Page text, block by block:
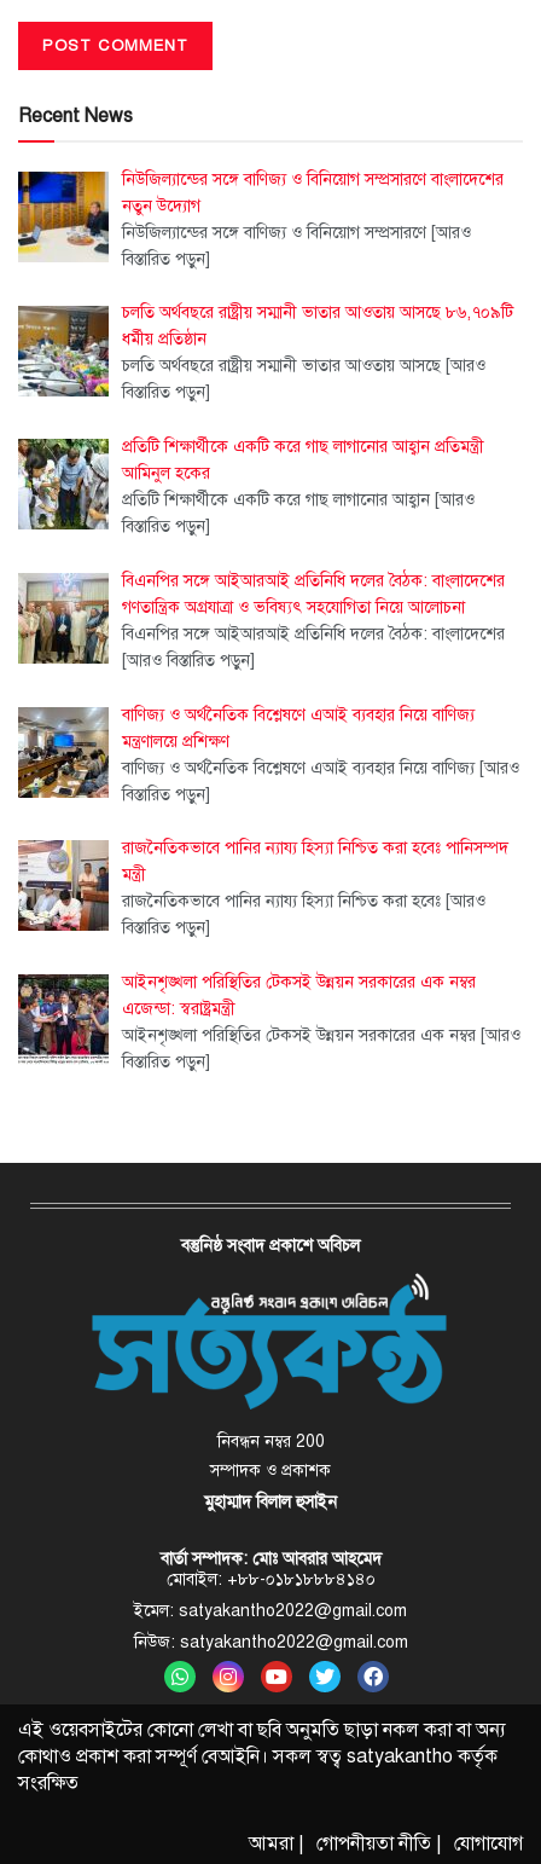
Recent News
নিউজিল্যান্ডের সঙ্গে বাণিজ্য ও বিনিয়োগ সম্প্রসারণে বাংলাদেশের
নতুন উদ্যোগ
নিউজিল্যান্ডের সঙ্গে বাণিজ্য ও বিনিয়োগ সম্প্রসারণে [আরও
বিস্তারিত পড়ুন]
চলতি অর্থবছরে রাষ্ট্রীয় সম্মানী ভাতার আওতায় আসছে ৮৬,৭০৯টি
ধর্মীয় প্রতিষ্ঠান
চলতি অর্থবছরে রাষ্ট্রীয় সম্মানী ভাতার আওতায় আসছে [আরও
বিস্তারিত পড়ুন]
প্রতিটি শিক্ষার্থীকে একটি করে গাছ লাগানোর আহ্বান প্রতিমন্ত্রী
আমিনুল হকের
প্রতিটি শিক্ষার্থীকে একটি করে গাছ লাগানোর আহ্বান [আরও
বিস্তারিত পড়ুন]
বিএনপির সঙ্গে আইআরআই প্রতিনিধি দলের বৈঠক: বাংলাদেশের
গণতান্ত্রিক অগ্রযাত্রা ও ভবিষ্যৎ সহযোগিতা নিয়ে আলোচনা
বিএনপির সঙ্গে আইআরআই প্রতিনিধি দলের বৈঠক: বাংলাদেশের
[আরও বিস্তারিত পড়ুন]
বাণিজ্য ও অর্থনৈতিক বিশ্লেষণে এআই ব্যবহার নিয়ে বাণিজ্য
মন্ত্রণালয়ে প্রশিক্ষণ
বাণিজ্য ও অর্থনৈতিক বিশ্লেষণে এআই ব্যবহার নিয়ে বাণিজ্য [আরও
বিস্তারিত পড়ুন]
‎রাজনৈতিকভাবে পানির ন্যায্য হিস্যা নিশ্চিত করা হবেঃ পানিসম্পদ
মন্ত্রী ‎
‎রাজনৈতিকভাবে পানির ন্যায্য হিস্যা নিশ্চিত করা হবেঃ [আরও
বিস্তারিত পড়ুন]
আইনশৃঙ্খলা পরিস্থিতির টেকসই উন্নয়ন সরকারের এক নম্বর
এজেন্ডা: স্বরাষ্ট্রমন্ত্রী
আইনশৃঙ্খলা পরিস্থিতির টেকসই উন্নয়ন সরকারের এক নম্বর [আরও
বিস্তারিত পড়ুন]
বস্তুনিষ্ঠ সংবাদ প্রকাশে অবিচল
নিবন্ধন নম্বর 200
সম্পাদক ও প্রকাশক
মুহাম্মাদ বিলাল হুসাইন
বার্তা সম্পাদক: মোঃ আবরার আহমেদ
মোবাইল: +৮৮-০১৮১৮৮৮৪১৪০
ইমেল: satyakantho2022@gmail.com
নিউজ: satyakantho2022@gmail.com
এই ওয়েবসাইটের কোনো লেখা বা ছবি অনুমতি ছাড়া নকল করা বা অন্য
কোথাও প্রকাশ করা সম্পূর্ণ বেআইনি। সকল স্বত্ব satyakantho কর্তৃক
সংরক্ষিত
আমরা | গোপনীয়তা নীতি | যোগাযোগ